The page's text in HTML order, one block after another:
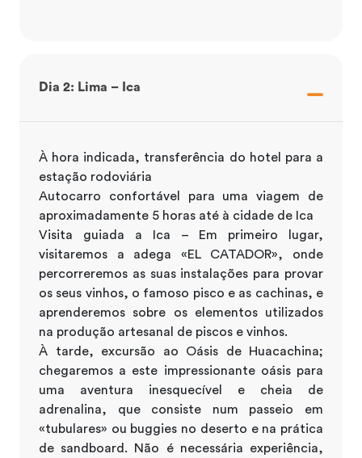
Dia 2: Lima – Ica
À hora indicada, transferência do hotel para a
estação rodoviária
Autocarro confortável para uma viagem de
aproximadamente 5 horas até à cidade de Ica
Visita guiada a Ica – Em primeiro lugar,
visitaremos a adega «EL CATADOR», onde
percorreremos as suas instalações para provar
os seus vinhos, o famoso pisco e as cachinas, e
aprenderemos sobre os elementos utilizados
na produção artesanal de piscos e vinhos.
À tarde, excursão ao Oásis de Huacachina;
chegaremos a este impressionante oásis para
uma aventura inesquecível e cheia de
adrenalina, que consiste num passeio em
«tubulares» ou buggies no deserto e na prática
de sandboard. Não é necessária experiência,